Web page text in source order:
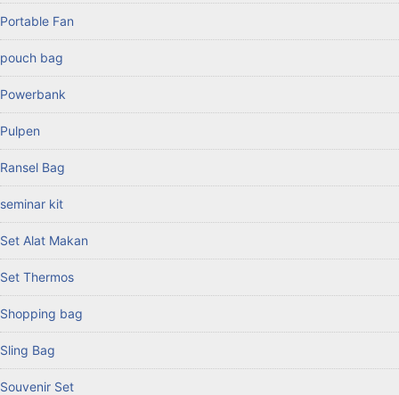
Portable Fan
pouch bag
Powerbank
Pulpen
Ransel Bag
seminar kit
Set Alat Makan
Set Thermos
Shopping bag
Sling Bag
Souvenir Set